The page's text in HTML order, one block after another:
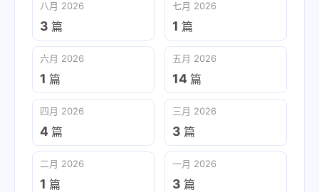
八月 2026
3 篇
七月 2026
1 篇
六月 2026
1 篇
五月 2026
14 篇
四月 2026
4 篇
三月 2026
3 篇
二月 2026
1 篇
一月 2026
3 篇